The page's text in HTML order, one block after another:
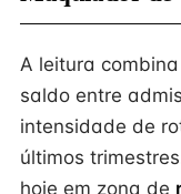
A leitura
saldo entre
intensidade de
últimos
hoje em zona de